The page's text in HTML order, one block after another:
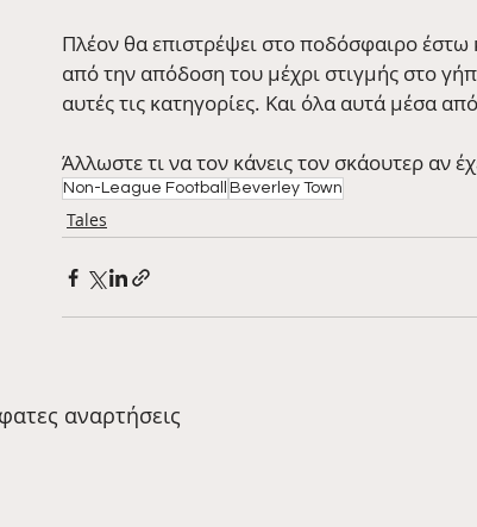
Πλέον θα επιστρέψει στο ποδόσφαιρο έστω
από την απόδοση του μέχρι στιγμής στο
αυτές τις κατηγορίες. Και όλα αυτά μέσα
Άλλωστε τι να τον κάνεις τον σκάουτερ αν
Non-League Football Beverley Town
Tales
αναρτήσεις